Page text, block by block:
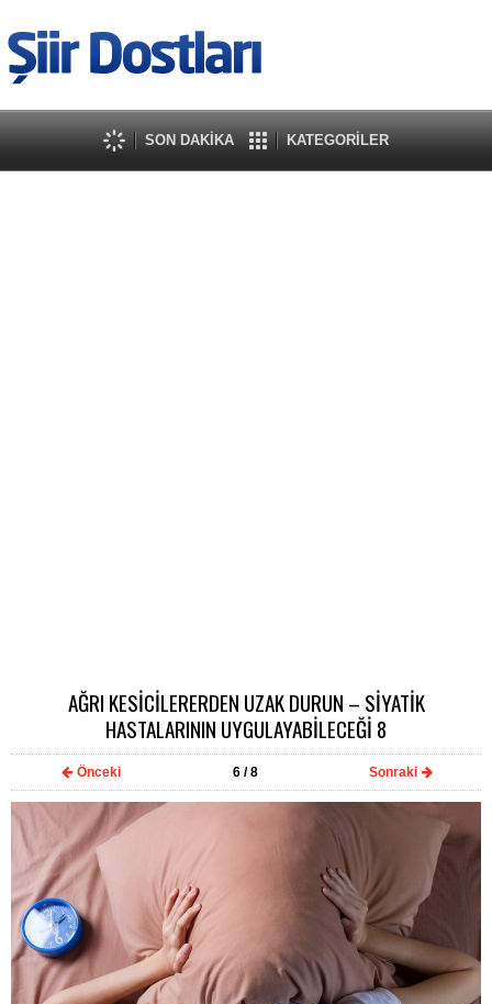
SON DAKİKA KATEGORİLER
AĞRI KESİCİLERERDEN UZAK DURUN – SİYATİK
HASTALARININ UYGULAYABİLECEĞİ 8
Önceki 6 / 8 Sonraki